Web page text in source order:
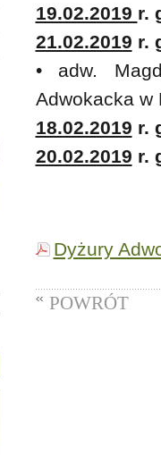
19.02.2019 r.
21.02.2019 r.
• adw.
Adwokacka w
18.02.2019 r.
20.02.2019 r.
Dyżury
POWRÓT